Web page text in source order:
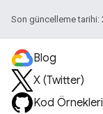
Son güncelleme tarihi:
Blog
X (Twitter)
Kod Örnekleri